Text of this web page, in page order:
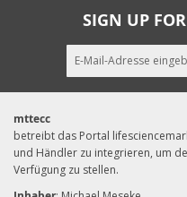
SIGN UP
mttecc
betreibt das Portal
und Händler zu integrieren, um
Verfügung zu stellen.